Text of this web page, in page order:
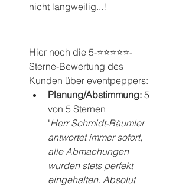
nicht langweilig...!
Hier noch die 5-⭐️⭐️⭐️⭐️⭐️-
Sterne-Bewertung des
Kunden über eventpeppers:
Planung/Abstimmung: 5
von 5 Sternen
"Herr Schmidt-Bäumler
antwortet immer sofort,
alle Abmachungen
wurden stets perfekt
eingehalten. Absolut